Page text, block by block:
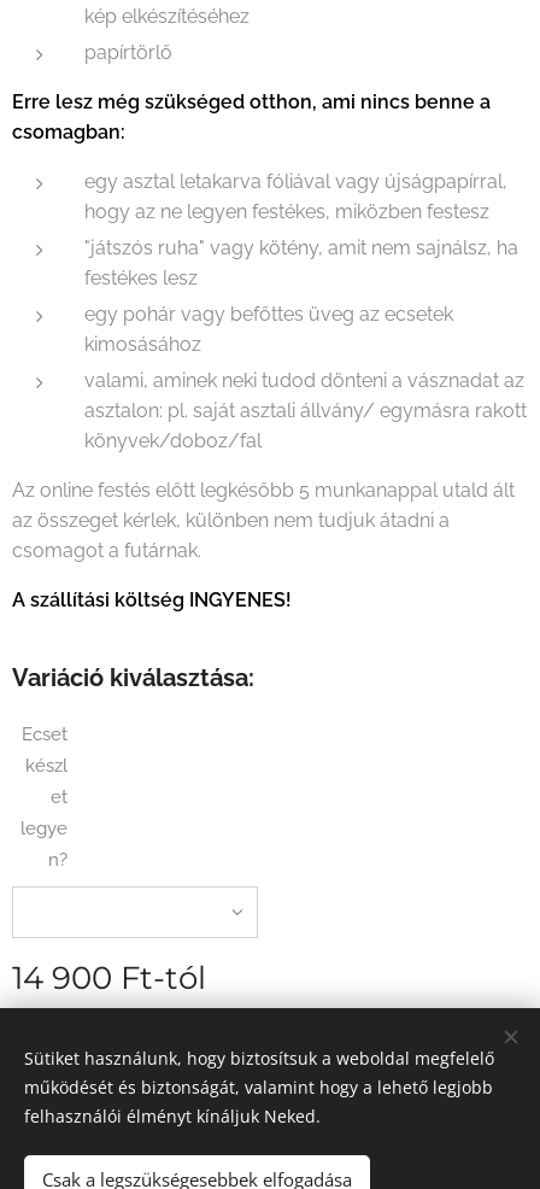
kép elkészítéséhez
papírtörlő
Erre lesz még szükséged otthon, ami nincs benne a
csomagban:
egy asztal letakarva fóliával vagy újságpapírral,
hogy az ne legyen festékes, miközben festesz
"játszós ruha" vagy kötény, amit nem sajnálsz, ha
festékes lesz
egy pohár vagy befőttes üveg az ecsetek
kimosásához
valami, aminek neki tudod dönteni a vásznadat az
asztalon: pl. saját asztali állvány/ egymásra rakott
könyvek/doboz/fal
Az online festés előtt legkésőbb 5 munkanappal utald ált
az összeget kérlek, különben nem tudjuk átadni a
csomagot a futárnak.
A szállítási költség INGYENES!
Variáció kiválasztása:
Ecset
készl
et
legye
n?
14 900 Ft-tól
2026 Egyedi élményfestés - Magyarország
Sütik
Sütiket használunk, hogy biztosítsuk a weboldal megfelelő
működését és biztonságát, valamint hogy a lehető legjobb
felhasználói élményt kínáljuk Neked.
Csak a legszükségesebbek elfogadása